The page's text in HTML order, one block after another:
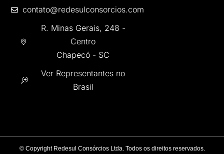
contato@redesulconsorcios.com
R. Minas Gerais, 248 -
Centro
Chapecó - SC
Ver Representantes no
Brasil
© Copyright Redesul Consórcios Ltda. Todos os direitos reservados.